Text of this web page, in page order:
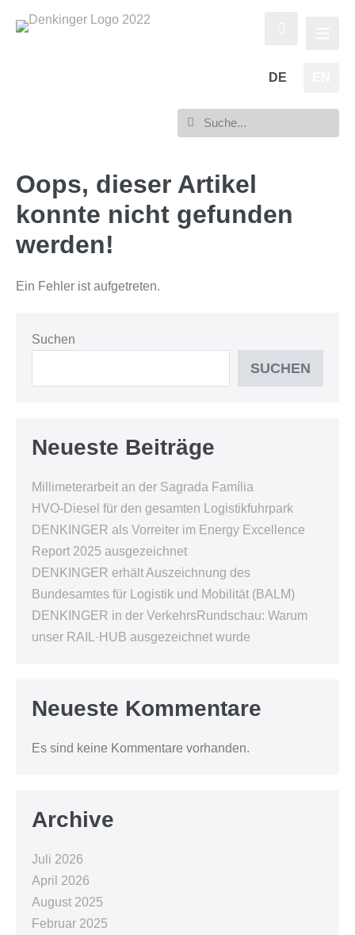
DE
Oops, dieser Artikel
konnte nicht gefunden
werden!
Ein Fehler ist aufgetreten.
Suchen
SUCHEN
Neueste Beiträge
Millimeterarbeit an der Sagrada Família
HVO-Diesel für den gesamten Logistikfuhrpark
DENKINGER als Vorreiter im Energy Excellence
Report 2025 ausgezeichnet
DENKINGER erhält Auszeichnung des
Bundesamtes für Logistik und Mobilität (BALM)
DENKINGER in der VerkehrsRundschau: Warum
unser RAIL·HUB ausgezeichnet wurde
Neueste Kommentare
Es sind keine Kommentare vorhanden.
Archive
Juli 2026
April 2026
August 2025
Februar 2025